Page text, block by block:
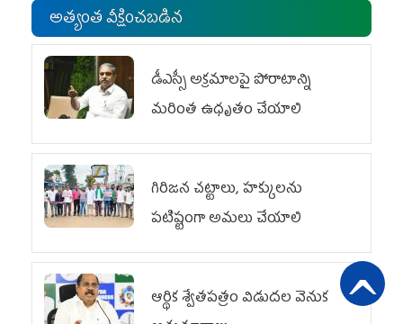
అత్యంత వీక్షించబడిన
డీఎస్సీ అక్రమాలపై పోరాటాన్ని
మరింత ఉధృతం చేయాలి
గిరిజన చట్టాలు, హక్కులను
పటిష్టంగా అమలు చేయాలి
ఆర్థిక శ్వేతపత్రం విడుదల వెనుక